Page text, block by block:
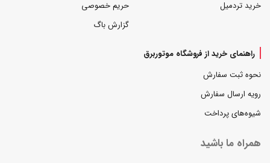
خرید تردمیل
حریم خصوصی
گزارش باگ
راهنمای خرید از فروشگاه موتوربرق
نحوه ثبت سفارش
رویه ارسال سفارش
شیوه‌های پرداخت
همراه ما باشید